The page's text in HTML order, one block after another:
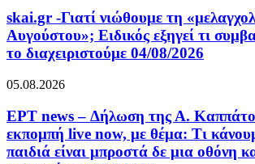
skai.gr -Γιατί νιώθουμε τη
Αυγούστου»; Ειδικός εξηγεί τι
το διαχειριστούμε 04/08/2026
05.08.2026
ΕΡΤ news – Δήλωση της Α.
εκπομπή live now, με θέμα: Τι
παιδιά είναι μπροστά δε μια οθόνη